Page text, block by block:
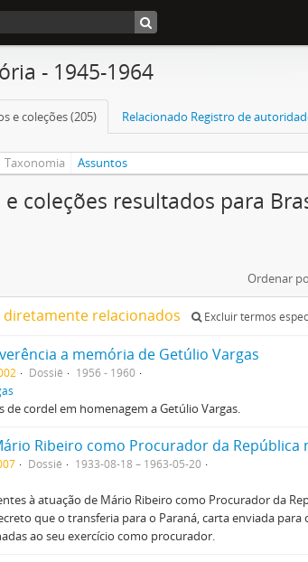
- 1945-1964
e coleções (205) Relacionado Registro de
Taxonomia Assuntos
e coleções resultados para
Ordenar
relacionados Excluir termos
a memória de Getúlio Vargas
Dossiê
1956 - 1960
de cordel em homenagem a Getúlio Vargas.
Dossiê
1933-08-18 – 1963-05-20
à atuação de Mário Ribeiro como Procurador da
que o transferia para o Paraná, carta enviada para
ao seu exercício como procurador.